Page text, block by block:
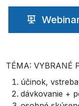
TÉMA: VYBRANÉ
účinok,
dávkovanie +